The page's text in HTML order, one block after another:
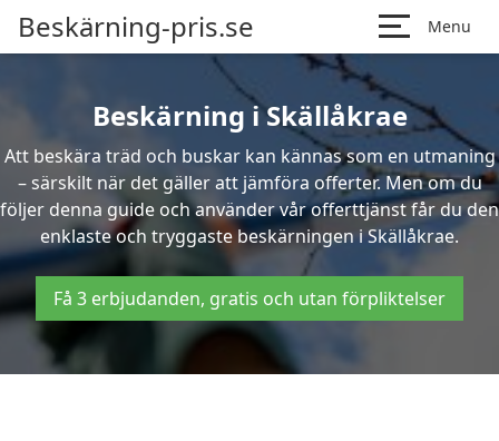
Beskärning-pris.se Menu
Beskärning i Skällåkrae
Att beskära träd och buskar kan kännas som en utmaning
– särskilt när det gäller att jämföra offerter. Men om du
följer denna guide och använder vår offerttjänst får du den
enklaste och tryggaste beskärningen i Skällåkrae.
Få 3 erbjudanden, gratis och utan förpliktelser